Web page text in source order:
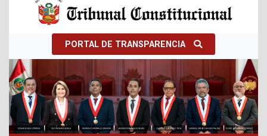
PORTAL DE TRANSPARENCIA
Previous Next